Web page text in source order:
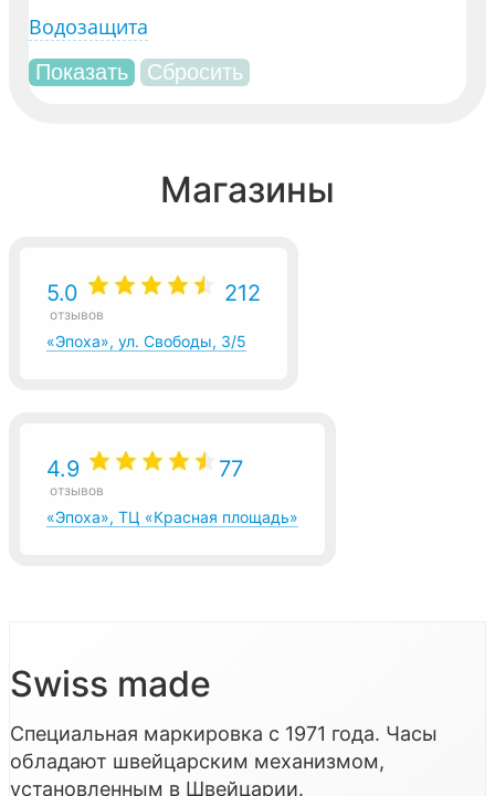
Водозащита
Магазины
5.0 212
отзывов
«Эпоха», ул. Свободы, 3/5
4.9 77
отзывов
«Эпоха», ТЦ «Красная площадь»
Swiss made
Специальная маркировка с 1971 года. Часы
обладают швейцарским механизмом,
установленным в Швейцарии.